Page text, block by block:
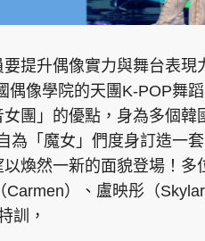
提升偶像實力與舞台表現
偶像學院的天團K-POP舞
女團」的優點，身為多個
為「魔女」們度身訂造一
煥然一新的面貌登場！
Carmen）、盧映彤（
訓，